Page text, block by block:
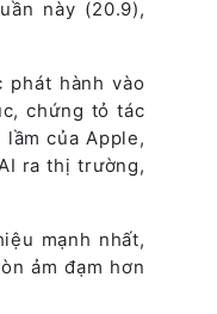
này (20.9),
phát hành vào
chứng tỏ tác
của Apple,
ra thị trường,
mạnh nhất,
ảm đạm hơn